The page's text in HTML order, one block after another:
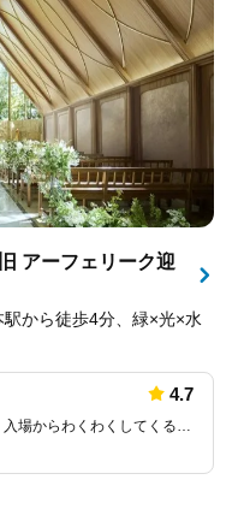
アーフェリーク迎
駅から徒歩4分、緑×光×水
4.7
場からわくわくしてくる…